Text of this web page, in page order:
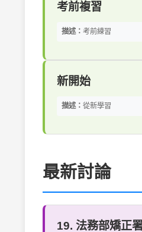
考前複習
描述： 考前練習
新開始
描述： 從新學習
最新討論
19. 法務部矯正